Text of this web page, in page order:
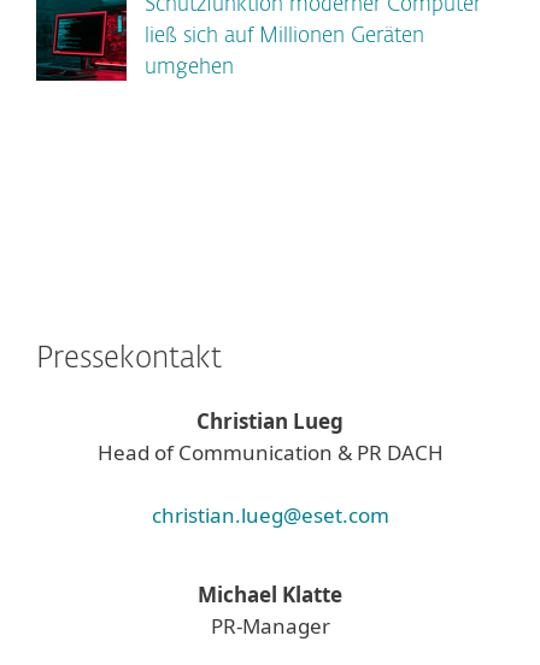
Schutzfunktion moderner Computer
ließ sich auf Millionen Geräten
umgehen
Pressekontakt
Christian Lueg
Head of Communication & PR DACH
christian.lueg@eset.com
Michael Klatte
PR-Manager